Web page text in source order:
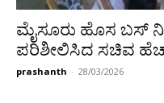
ಮೈಸೂರು ಹೊಸ ಬಸ್
ಪರಿಶೀಲಿಸಿದ ಸಚಿವ
prashanth - 28/03/2026